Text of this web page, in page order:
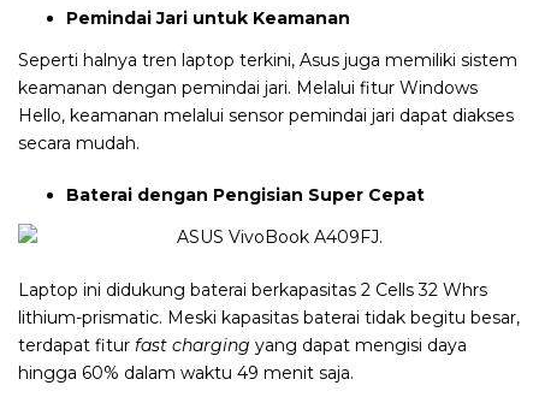
Pemindai Jari untuk Keamanan
Seperti halnya tren laptop terkini, Asus juga memiliki sistem
keamanan dengan pemindai jari. Melalui fitur Windows
Hello, keamanan melalui sensor pemindai jari dapat diakses
secara mudah.
Baterai dengan Pengisian Super Cepat
Laptop ini didukung baterai berkapasitas 2 Cells 32 Whrs
lithium-prismatic. Meski kapasitas baterai tidak begitu besar,
terdapat fitur fast charging yang dapat mengisi daya
hingga 60% dalam waktu 49 menit saja.